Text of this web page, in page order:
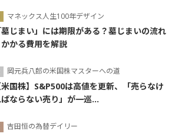
マネックス人生100年デザイン
墓じまい」には期限がある？墓じまいの流れ
かかる費用を解説
岡元兵八郎の米国株マスターへの道
米国株】S&P500は高値を更新、「売らなけ
ならない売り」が一巡...
吉田恒の為替デイリー